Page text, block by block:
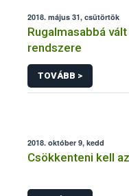
2018. május 31, csütörtök
Rugalmasabbá
rendszere
TOVÁBB >
2018. október 9, kedd
Csökkenteni kell